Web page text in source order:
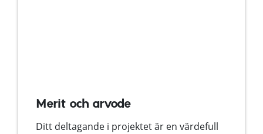
Merit och arvode
Ditt deltagande i projektet är en värdefull